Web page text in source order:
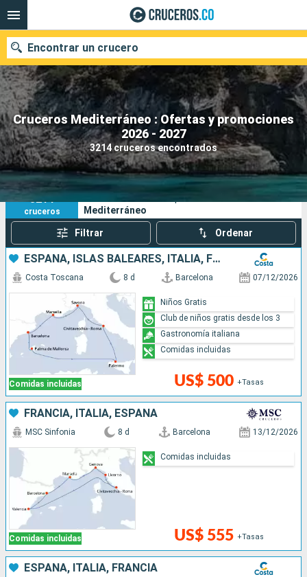
Cruceros Mediterráneo : Ofertas y promociones
2026 - 2027
3214 cruceros encontrados
Encontrar un crucero
Fecha de salida
Buscar
3214
cruceros
Mediterráneo
Filtrar Ordenar
ESPAÑA, ISLAS BALEARES, ITALIA, FRANCIA
Comidas incluidas
Costa Toscana 8 d Barcelona 07/12/2026
US$ 500 +Tasas
Niños Gratis
Club de niños gratis desde los 3
Gastronomía italiana
Comidas incluidas
FRANCIA, ITALIA, ESPAÑA
Comidas incluidas
MSC Sinfonia 8 d Barcelona 13/12/2026
US$ 555 +Tasas
Comidas incluidas
ESPAÑA, ITALIA, FRANCIA